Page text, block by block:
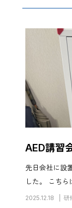
AED講習
先日会社に設
した。 こち
中身はこんな
2025.12.18 研